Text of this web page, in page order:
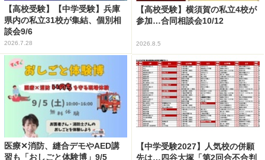
【高校受験】【中学受験】兵庫
県内の私立31校が集結、個別相
談会9/6
2026.7.28
【高校受験】横須賀の私立4校が
参加…合同相談会10/12
2026.8.5
医療✕消防、縫合デモやAED講
習も「おしごと体験博」9/5
【中学受験2027】人気校の併願
先は…四谷大塚「第2回合不合判